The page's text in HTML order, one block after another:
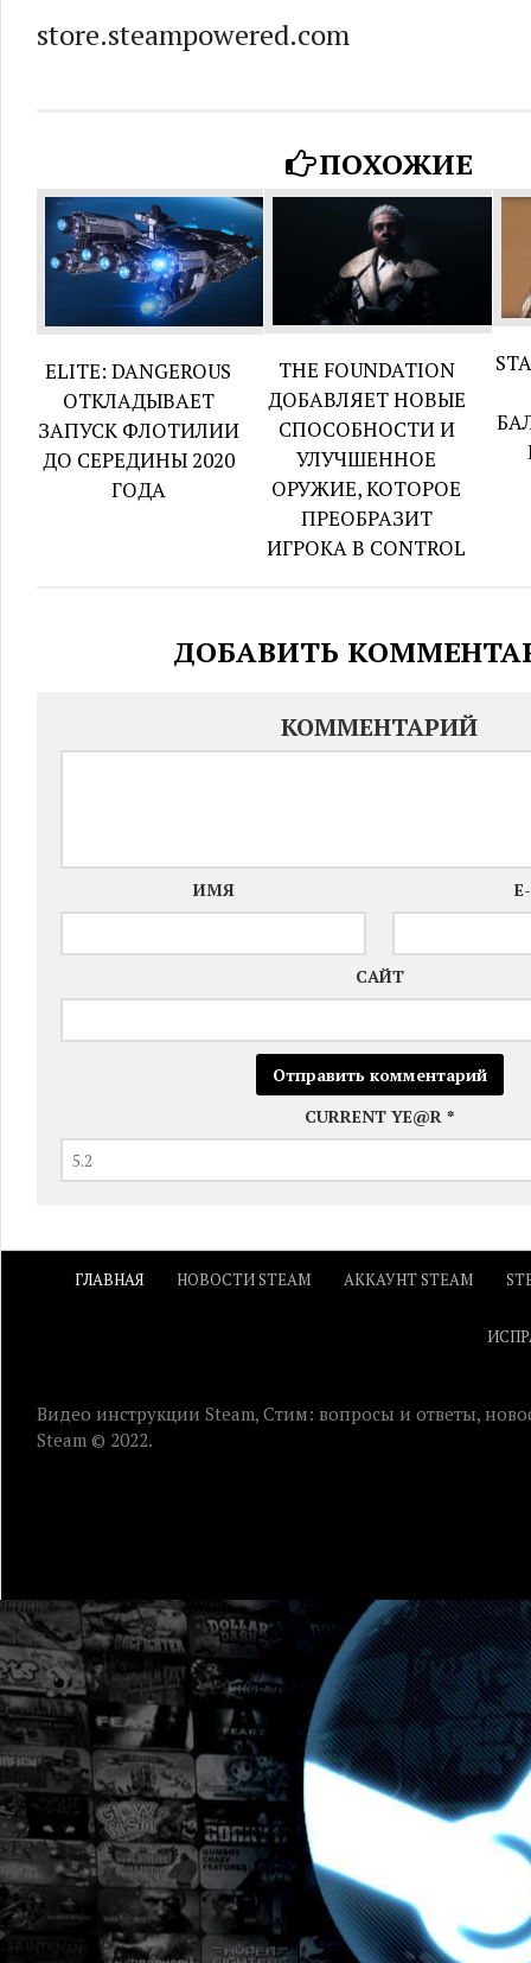
store.steampowered.com
ПОХОЖИЕ
ELITE: DANGEROUS
ОТКЛАДЫВАЕТ
ЗАПУСК ФЛОТИЛИИ
ДО СЕРЕДИНЫ 2020
ГОДА
THE FOUNDATION
ДОБАВЛЯЕТ НОВЫЕ
СПОСОБНОСТИ И
УЛУЧШЕННОЕ
ОРУЖИЕ, КОТОРОЕ
ПРЕОБРАЗИТ
ИГРОКА В CONTROL
ДОБАВИТЬ
КОММЕНТАРИЙ
ИМЯ
САЙТ
CURRENT YE@R *
ГЛАВНАЯ НОВОСТИ STEAM АККАУНТ STEAM
Видео инструкции Steam, Стим: вопросы и ответы,
Steam © 2022.